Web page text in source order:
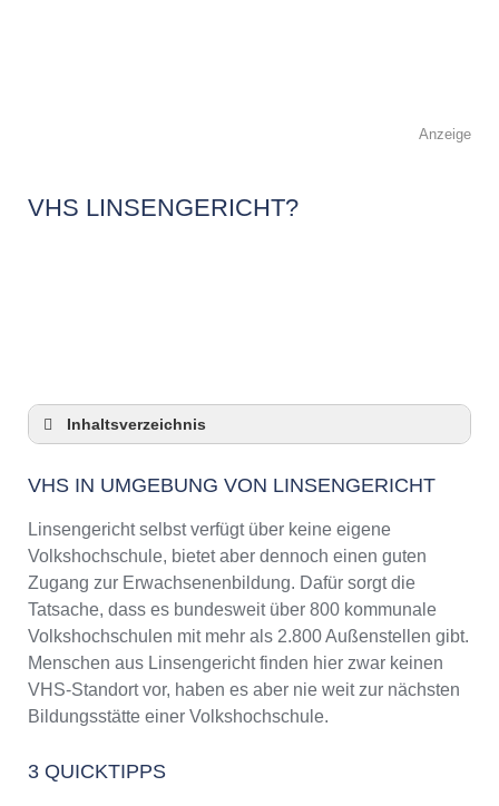
Anzeige
VHS LINSENGERICHT?
Inhaltsverzeichnis
3 Quicktipps
Checkliste: VHS-Kurse rund um Linsengericht
finden
Keine VHS in Linsengericht
Online-Kurse: Pro und Contra
Online-Kurse als alternative Angebote zu
VHS-Kursen
Die VHS als Inbegriff der Erwachsenenbildung
Das bundesweite Netzwerk der
Abendschulen rund um Linsengericht
VHS IN UMGEBUNG VON LINSENGERICHT
Linsengericht selbst verfügt über keine eigene
Volkshochschule, bietet aber dennoch einen guten
Zugang zur Erwachsenenbildung. Dafür sorgt die
Tatsache, dass es bundesweit über 800 kommunale
Volkshochschulen mit mehr als 2.800 Außenstellen gibt.
Menschen aus Linsengericht finden hier zwar keinen
VHS-Standort vor, haben es aber nie weit zur nächsten
Bildungsstätte einer Volkshochschule.
3 QUICKTIPPS